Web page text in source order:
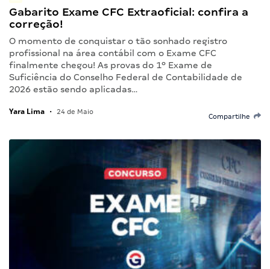
Gabarito Exame CFC Extraoficial: confira a
correção!
O momento de conquistar o tão sonhado registro
profissional na área contábil com o Exame CFC
finalmente chegou! As provas do 1º Exame de
Suficiência do Conselho Federal de Contabilidade de
2026 estão sendo aplicadas…
Yara Lima • 24 de Maio
Compartilhe